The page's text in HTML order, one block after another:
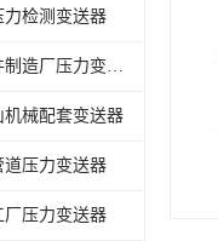
检测变送器
江苏汽车配件制造厂压力变送器
机械配套变送器
压力变送器
厂压力变送器